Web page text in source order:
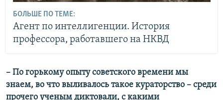
БОЛЬШЕ ПО ТЕМЕ:
Агент по интеллигенции. История
профессора, работавшего на НКВД
– По горькому опыту советского времени мы
знаем, во что выливалось такое кураторство – среди
прочего ученым диктовали, с какими